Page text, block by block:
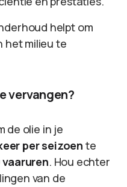
helpt om
het milieu te
vervangen?
de olie in je
per seizoen te
vaaruren. Hou echter
van de